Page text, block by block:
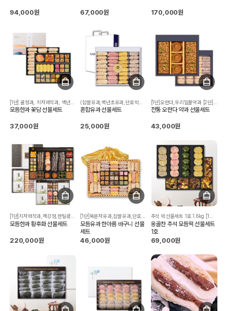
94,000원 67,000원 170,000원
모듬한과 꽃담 선물세트
37,000원
(찹쌀유과,백년초유과,단호박유과,복분자유과)
혼합유과 선물세트
25,000원
전통 오란다 약과 선물세트
43,000원
[1단]치자매작과,깨강정,렌틸콩강정,녹차다식,콩다식,복분자오란다,호두강정, 우리밀꼬마꿀약과,대추정과,오란다,백년초다식,들깨강정,백년초매작과, 인삼정과,도라지정과,귤정과,사과정과,오렌지정과 [2/3단]복분자유과,찹쌀유과,찹쌀산자,찹쌀약과,백년초강정,현미찹쌀엿강정, 쌀강정,들깨강정,렌틸콩강정,검정깨강정,당근정과,사과정과
모듬한과 황후화 선물세트
220,000원
[1단]복분자유과,찹쌀유과,단호박유과,들깨강정,렌틸콩강정,백년초강정,현미찹쌀엿강정,쌀강정,오란다 [2,3단]복분자유과,찹쌀유과,단호박유과,백년초유과
모듬유과 한아름 바구니 선물
세트
46,000원
추석 떡선물세트 1호 1.6kg [1단] 블루베리 생크림케익 찹쌀떡, 딸기 생크림케익 찹쌀떡, 리얼 바나나 인절미, 고창수박떡 [2단] 영양찰떡, 단호박영양찰떡, 쑥 영양찰떡
옹골찬 추석 모듬떡 선물세트
1호
69,000원